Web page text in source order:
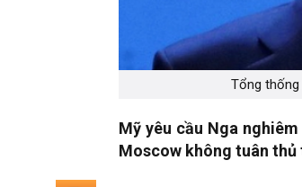
Tổng thống
Mỹ yêu cầu Nga
Moscow không tuân